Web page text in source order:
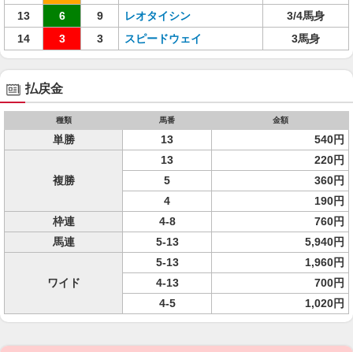
13
6 9 レオタイシン
3/4馬身
14
3 3 スピードウェイ 3馬身
払戻金
種類 馬番 金額
単勝 13 540円
複勝
13
220円
5
360円
4
190円
枠連
4-8
760円
馬連
5-13 5,940円
ワイド
5-13
1,960円
4-13
700円
4-5
1,020円